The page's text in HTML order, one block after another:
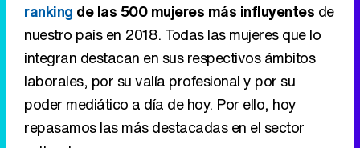
ranking de las 500 mujeres más influyentes de
nuestro país en 2018. Todas las mujeres que lo
integran destacan en sus respectivos ámbitos
laborales, por su valía profesional y por su
poder mediático a día de hoy. Por ello, hoy
repasamos las más destacadas en el sector